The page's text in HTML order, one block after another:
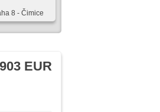
8 - Čimice
EUR